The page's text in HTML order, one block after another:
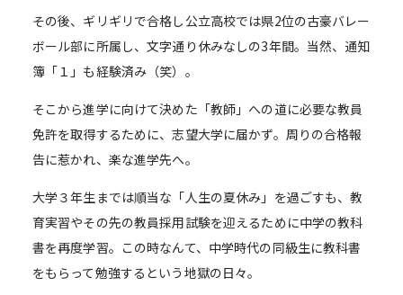
その後、ギリギリで合格し公立高校では県2位の古豪バレー
ボール部に所属し、文字通り休みなしの3年間。当然、通知
簿「１」も経験済み（笑）。
そこから進学に向けて決めた「教師」への道に必要な教員
免許を取得するために、志望大学に届かず。周りの合格報
告に惹かれ、楽な進学先へ。
大学３年生までは順当な「人生の夏休み」を過ごすも、教
育実習やその先の教員採用試験を迎えるために中学の教科
書を再度学習。この時なんて、中学時代の同級生に教科書
をもらって勉強するという地獄の日々。